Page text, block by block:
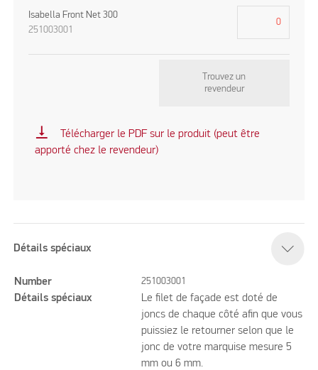
Isabella Front Net 300
251003001
Trouvez un
revendeur
vertical_align_bottom
Télécharger le PDF sur le produit (peut être
apporté chez le revendeur)
Détails spéciaux
Number 251003001
Détails spéciaux
Le filet de façade est doté de
joncs de chaque côté afin que vous
puissiez le retourner selon que le
jonc de votre marquise mesure 5
mm ou 6 mm.